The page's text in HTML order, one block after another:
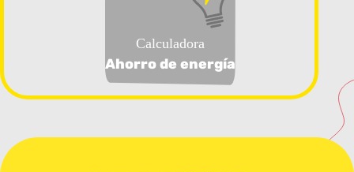
Calculadora
Ahorro de energía